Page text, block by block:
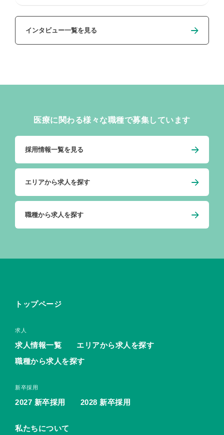
インタビュー一覧を見る
医療に関わる様々な職種で募集しています
採用情報一覧を見る
エリアから求人を探す
職種から求人を探す
トップページ
求人
求人情報一覧
エリアから求人を探す
職種から求人を探す
新卒採用
2027 新卒採用 2028 新卒採用
私たちについて